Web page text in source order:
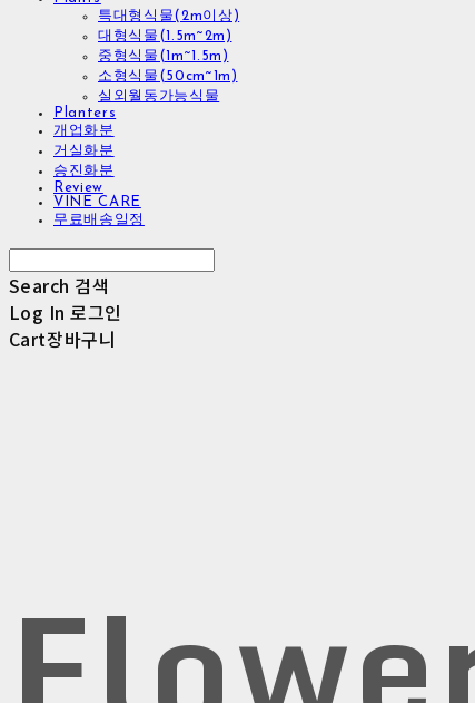
특대형식물(2m이상)
대형식물(1.5m~2m)
중형식물(1m~1.5m)
소형식물(50cm~1m)
실외월동가능식물
Planters
개업화분
거실화분
승진화분
Review
VINE CARE
무료배송일정
Search 검색
Log In 로그인
Cart장바구니